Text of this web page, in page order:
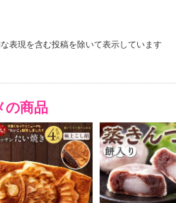
表現を含む投稿を除いて表示しています
の商品